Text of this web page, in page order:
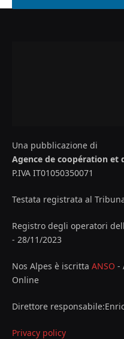
Una pubblicazione di
Agence de coopération et
P.IVA IT01050350071
Testata registrata al
Registro degli operatori
- 28/11/2023
Nos Alpes è iscritta ANSO -
Online
Direttore
Privacy policy